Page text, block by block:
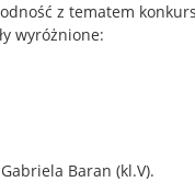
z tematem
wyróżnione:
Baran (kl.V).